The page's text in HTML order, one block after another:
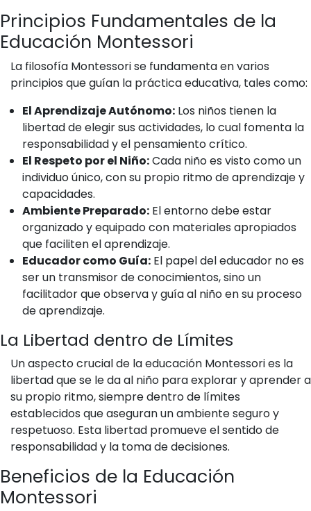
Principios Fundamentales de la
Educación Montessori
La filosofía Montessori se fundamenta en varios
principios que guían la práctica educativa, tales como:
El Aprendizaje Autónomo: Los niños tienen la
libertad de elegir sus actividades, lo cual fomenta la
responsabilidad y el pensamiento crítico.
El Respeto por el Niño:Cada niño es visto como un
individuo único, con su propio ritmo de aprendizaje y
capacidades.
Ambiente Preparado: El entorno debe estar
organizado y equipado con materiales apropiados
que faciliten el aprendizaje.
Educador como Guía: El papel del educador no es
ser un transmisor de conocimientos, sino un
facilitador que observa y guía al niño en su proceso
de aprendizaje.
La Libertad dentro de Límites
Un aspecto crucial de la educación Montessori es la
libertad que se le da al niño para explorar y aprender a
su propio ritmo, siempre dentro de límites
establecidos que aseguran un ambiente seguro y
respetuoso. Esta libertad promueve el sentido de
responsabilidad y la toma de decisiones.
Beneficios de la Educación
Montessori